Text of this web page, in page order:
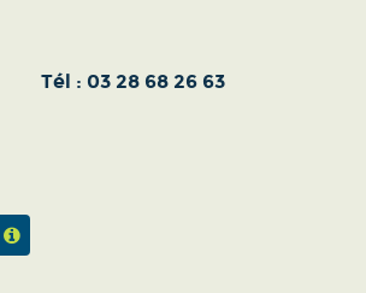
Tél : 03 28 68 26 63